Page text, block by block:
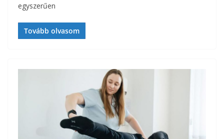
egyszerűen
Tovább olvasom